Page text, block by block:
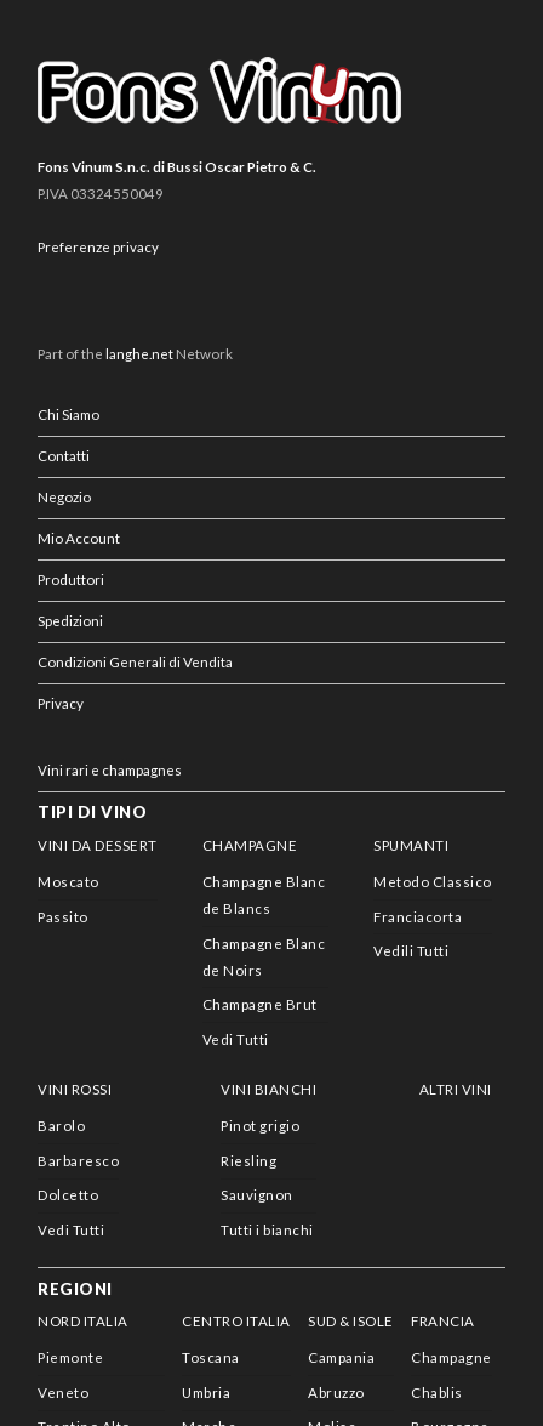
Fons Vinum S.n.c. di Bussi Oscar Pietro & C.
P.IVA 03324550049
Preferenze privacy
Part of the langhe.net Network
Chi Siamo
Contatti
Negozio
Mio Account
Produttori
Spedizioni
Condizioni Generali di Vendita
Privacy
Vini rari e champagnes
TIPI DI VINO
VINI DA DESSERT
Moscato
Passito
CHAMPAGNE
Champagne Blanc
de Blancs
Champagne Blanc
de Noirs
Champagne Brut
Vedi Tutti
SPUMANTI
Metodo Classico
Franciacorta
Vedili Tutti
VINI ROSSI
Barolo
Barbaresco
Dolcetto
Vedi Tutti
VINI BIANCHI
Pinot grigio
Riesling
Sauvignon
Tutti i bianchi
ALTRI VINI
REGIONI
NORD ITALIA
Piemonte
Veneto
CENTRO ITALIA
Toscana
Umbria
SUD & ISOLE
Campania
Abruzzo
FRANCIA
Champagne
Chablis